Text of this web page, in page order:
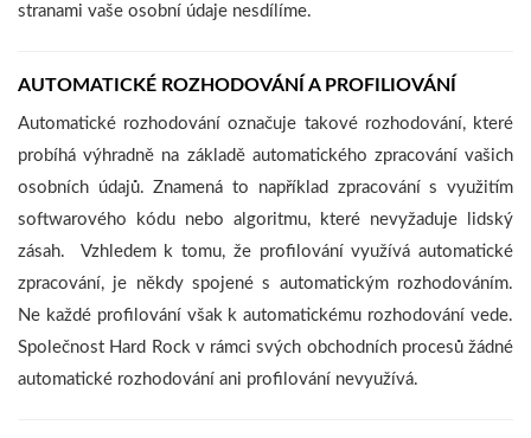
stranami vaše osobní údaje nesdílíme.
AUTOMATICKÉ ROZHODOVÁNÍ A PROFILIOVÁNÍ
Automatické rozhodování označuje takové rozhodování, které
probíhá výhradně na základě automatického zpracování vašich
osobních údajů. Znamená to například zpracování s využitím
softwarového kódu nebo algoritmu, které nevyžaduje lidský
zásah. Vzhledem k tomu, že profilování využívá automatické
zpracování, je někdy spojené s automatickým rozhodováním.
Ne každé profilování však k automatickému rozhodování vede.
Společnost Hard Rock v rámci svých obchodních procesů žádné
automatické rozhodování ani profilování nevyužívá.